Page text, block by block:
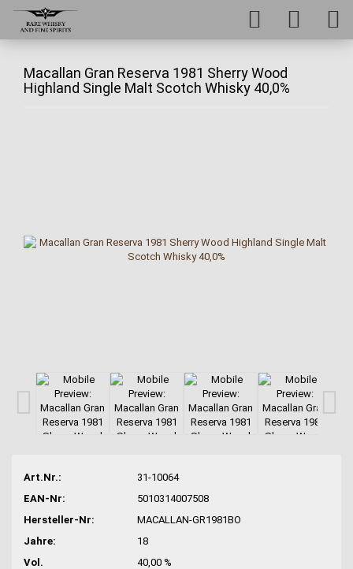
Macallan Gran Reserva 1981 Sherry Wood
Highland Single Malt Scotch Whisky 40,0%
Art.Nr.:
31-10064
EAN-Nr:
5010314007508
Hersteller-Nr:
MACALLAN-GR1981BO
Jahre:
18
Vol.
40,00 %